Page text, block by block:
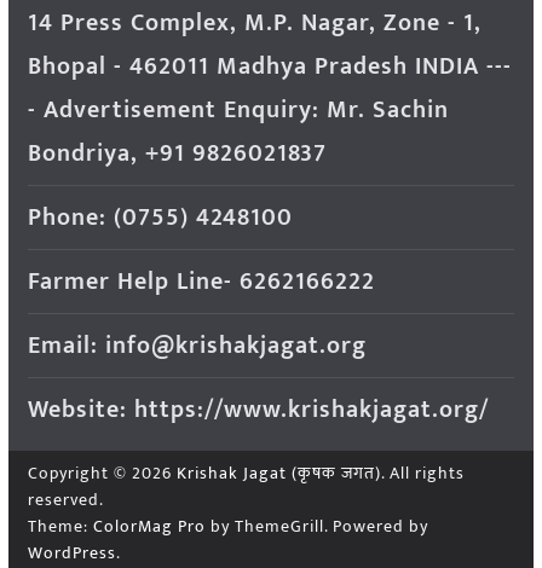
14 Press Complex, M.P. Nagar, Zone - 1,
Bhopal - 462011 Madhya Pradesh INDIA ---
- Advertisement Enquiry: Mr. Sachin
Bondriya, +91 9826021837
Phone: (0755) 4248100
Farmer Help Line- 6262166222
Email: info@krishakjagat.org
Website: https://www.krishakjagat.org/
Copyright © 2026 Krishak Jagat (कृषक जगत). All rights
reserved.
Theme: ColorMag Pro by ThemeGrill. Powered by
WordPress.